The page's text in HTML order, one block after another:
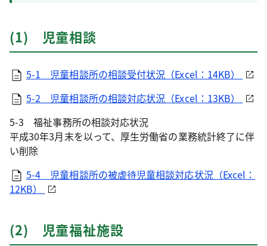
(1) 児童相談
5-1 児童相談所の相談受付状況（Excel：14KB）
5-2 児童相談所の相談対応状況（Excel：13KB）
5-3 福祉事務所の相談対応状況
平成30年3月末を以って、厚生労働省の業務統計終了に伴
い削除
5-4 児童相談所の被虐待児童相談対応状況（Excel：
12KB）
(2) 児童福祉施設